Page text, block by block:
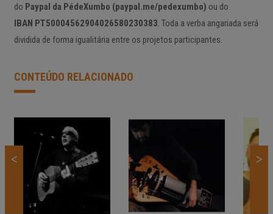
do Paypal da PédeXumbo (paypal.me/pedexumbo) ou do
IBAN PT50004562904026580230383. Toda a verba angariada será
dividida de forma igualitária entre os projetos participantes.
CONTEÚDO RELACIONADO
< >